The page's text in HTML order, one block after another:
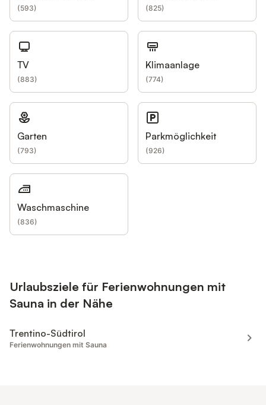
(593) (825)
TV
(883)
Klimaanlage
(774)
Garten
(793)
Parkmöglichkeit
(926)
Waschmaschine
(836)
Urlaubsziele für Ferienwohnungen mit
Sauna in der Nähe
Trentino-Südtirol
Ferienwohnungen mit Sauna